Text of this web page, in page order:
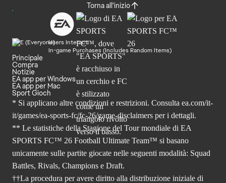
Torna all'inizio
Users Interact
In-game Purchases (Includes Random Items)
Principale
Compra
Notizie
EA app per Windows
EA app per Mac
Sport Gioch
* Si applicano altre condizioni e restrizioni. Consulta ea.com/it-
it/games/ea-sports-fc/fc-26/game-disclaimers per i dettagli.
** Le statistiche della Stagione del Tour mondiale di EA
SPORTS FC™ 26 Football Ultimate Team™ si basano
unicamente sulle partite giocate nelle seguenti modalità: Squad
Battles, Rivals, Champions e Draft.
††La procedura per avere diritto alla distribuzione iniziale di